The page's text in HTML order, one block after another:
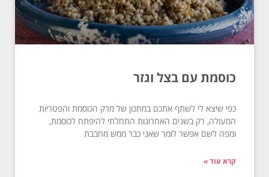
כוסמת עם בצל וגזר
כפי שיצא לי לשתף אתכם במתכון של מרק הכוסמת והפטריות
המעולה, רק בשנים האחרונות התחלתי להיפתח לכוסמת,
ומפה לשם אפשר לומר שאני כבר ממש מחבבת
קרא עוד »